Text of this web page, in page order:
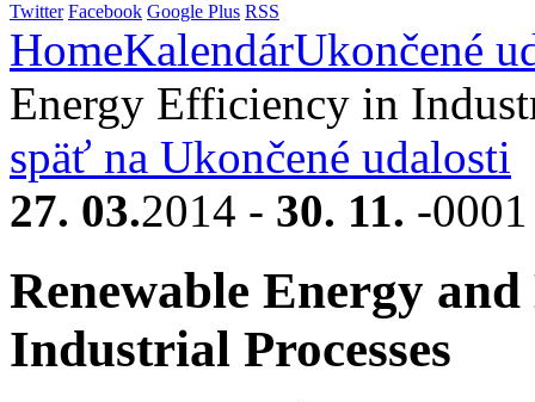
Twitter Facebook Google Plus RSS
HomeKalendárUkončené
Energy Efficiency in
späť na Ukončené udalosti
27. 03.2014 - 30. 11. -
Renewable Energy
Industrial Processes